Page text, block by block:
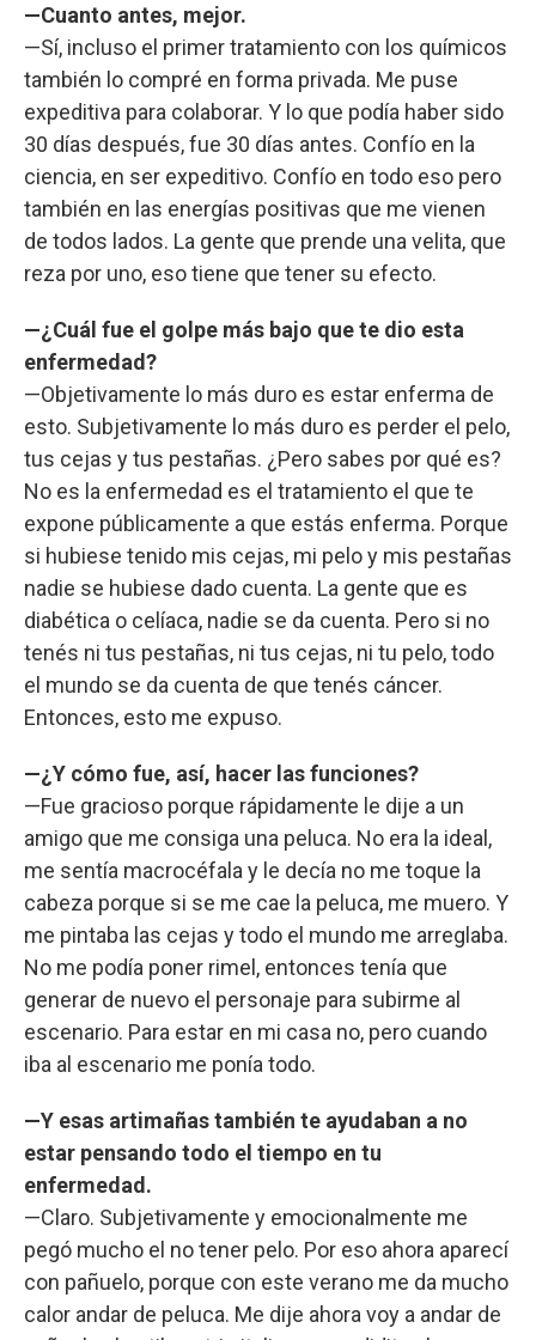
—Cuanto antes, mejor.
—Sí, incluso el primer tratamiento con los químicos
también lo compré en forma privada. Me puse
expeditiva para colaborar. Y lo que podía haber sido
30 días después, fue 30 días antes. Confío en la
ciencia, en ser expeditivo. Confío en todo eso pero
también en las energías positivas que me vienen
de todos lados. La gente que prende una velita, que
reza por uno, eso tiene que tener su efecto.
—¿Cuál fue el golpe más bajo que te dio esta
enfermedad?
—Objetivamente lo más duro es estar enferma de
esto. Subjetivamente lo más duro es perder el pelo,
tus cejas y tus pestañas. ¿Pero sabes por qué es?
No es la enfermedad es el tratamiento el que te
expone públicamente a que estás enferma. Porque
si hubiese tenido mis cejas, mi pelo y mis pestañas
nadie se hubiese dado cuenta. La gente que es
diabética o celíaca, nadie se da cuenta. Pero si no
tenés ni tus pestañas, ni tus cejas, ni tu pelo, todo
el mundo se da cuenta de que tenés cáncer.
Entonces, esto me expuso.
—¿Y cómo fue, así, hacer las funciones?
—Fue gracioso porque rápidamente le dije a un
amigo que me consiga una peluca. No era la ideal,
me sentía macrocéfala y le decía no me toque la
cabeza porque si se me cae la peluca, me muero. Y
me pintaba las cejas y todo el mundo me arreglaba.
No me podía poner rimel, entonces tenía que
generar de nuevo el personaje para subirme al
escenario. Para estar en mi casa no, pero cuando
iba al escenario me ponía todo.
—Y esas artimañas también te ayudaban a no
estar pensando todo el tiempo en tu
enfermedad.
—Claro. Subjetivamente y emocionalmente me
pegó mucho el no tener pelo. Por eso ahora aparecí
con pañuelo, porque con este verano me da mucho
calor andar de peluca. Me dije ahora voy a andar de